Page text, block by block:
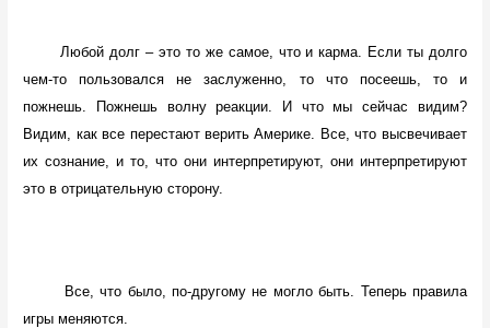
Любой долг – это то же самое, что и карма. Если ты долго
чем-то пользовался не заслуженно, то что посеешь, то и
пожнешь. Пожнешь волну реакции. И что мы сейчас видим?
Видим, как все перестают верить Америке. Все, что высвечивает
их сознание, и то, что они интерпретируют, они интерпретируют
это в отрицательную сторону.
Все, что было, по-другому не могло быть. Теперь правила
игры меняются.